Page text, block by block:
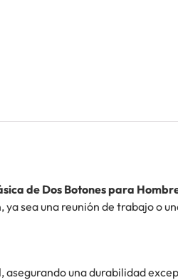
de Dos Botones para
sea una reunión de trabajo o
, asegurando una durabilidad